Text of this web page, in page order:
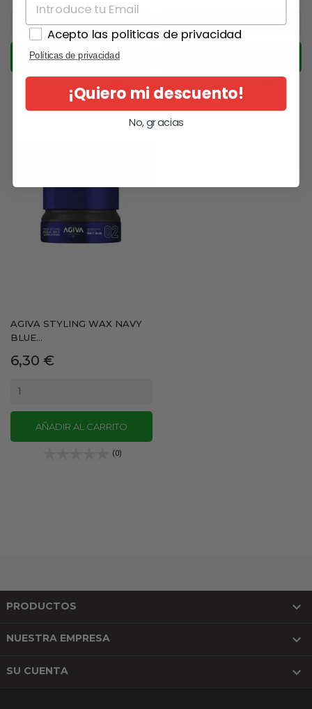
AÑADIR AL CARRITO
AGIVA STYLING WAX NAVY
BLUE...
Precio
6,30 €
AÑADIR AL CARRITO
(0)
PRODUCTOS 
NUESTRA EMPRESA 
SU CUENTA 
Acepto las politicas de privacidad
Políticas de privacidad
¡Quiero mi descuento!
No, gracias